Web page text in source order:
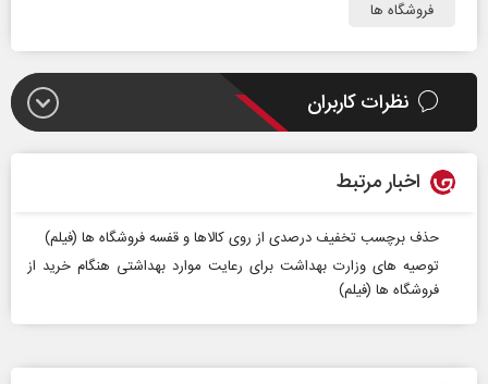
فروشگاه ها
نظرات کاربران
اخبار مرتبط
حذف برچسب تخفیف درصدی از روی کالاها و قفسه فروشگاه ها (فیلم)
توصیه های وزارت بهداشت برای رعایت موارد بهداشتی هنگام خرید از
فروشگاه ها (فیلم)